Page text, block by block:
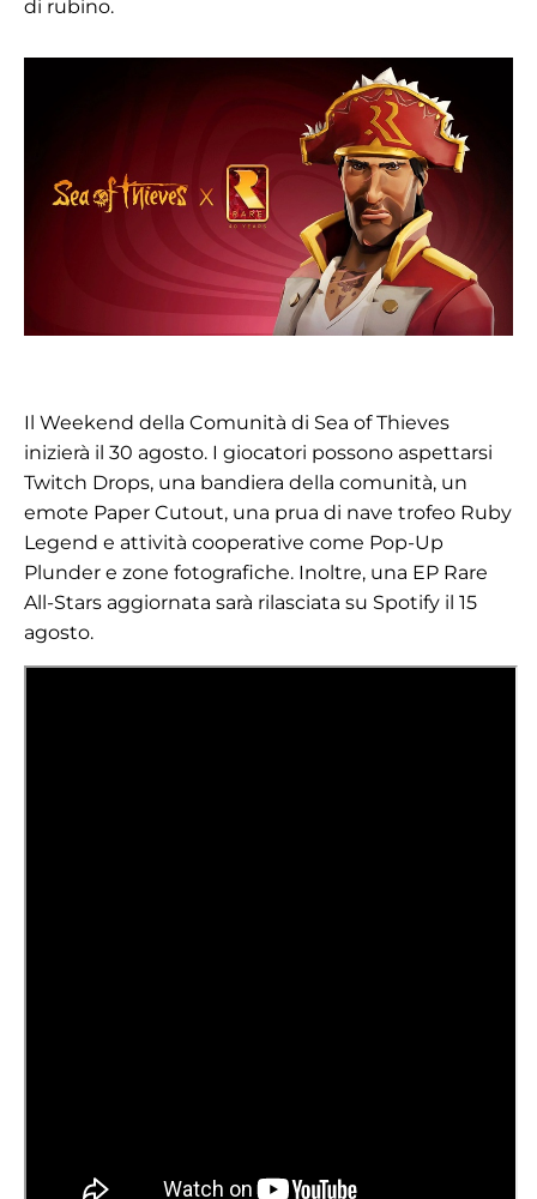
di rubino.
Il Weekend della Comunità di Sea of Thieves
inizierà il 30 agosto. I giocatori possono aspettarsi
Twitch Drops, una bandiera della comunità, un
emote Paper Cutout, una prua di nave trofeo Ruby
Legend e attività cooperative come Pop-Up
Plunder e zone fotografiche. Inoltre, una EP Rare
All-Stars aggiornata sarà rilasciata su Spotify il 15
agosto.